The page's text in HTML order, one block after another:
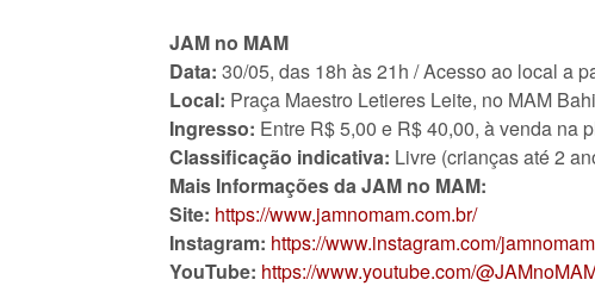
JAM no MAM
Data: 30/05, das 18h às 21h / Acesso ao local a
Local: Praça Maestro Letieres Leite, no MAM
Ingresso: Entre R$ 5,00 e R$ 40,00, à venda na
Classificação indicativa: Livre (crianças até 2
Mais Informações da JAM no MAM:
Site: https://www.jamnomam.com.br/
Instagram: https://www.instagram.com/
YouTube: https://www.youtube.com/